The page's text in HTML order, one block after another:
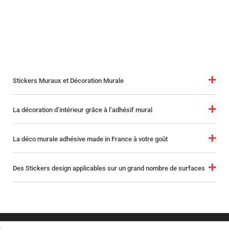
Stickers Muraux et Décoration Murale
La décoration d’intérieur grâce à l’adhésif mural
La déco murale adhésive made in France à votre goût
Des Stickers design applicables sur un grand nombre de surfaces